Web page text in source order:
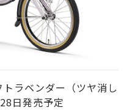
ラベンダー（ツヤ消し
日発売予定